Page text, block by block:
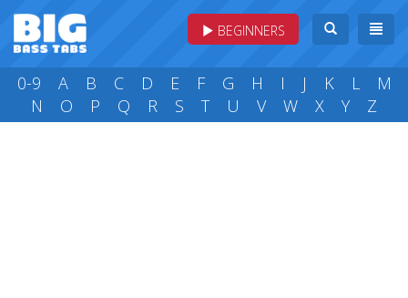
BEGINNERS
0-9 A B C D E F G H I J K L
M
N
O P Q R S T U V W X Y Z